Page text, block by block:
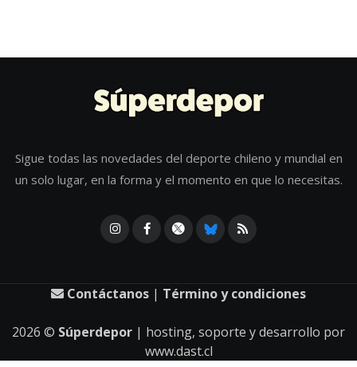
Sigue todas las novedades del deporte chileno y mundial en
un solo lugar, en la forma y el momento en que lo necesitas.
Contáctanos | Término y condiciones
2026 © Súperdepor | hosting, soporte y desarrollo por
www.dast.cl